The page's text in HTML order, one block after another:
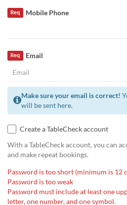
Mobile Phone
Req
Email
Req
Make sure your email is correct!
will be sent here.
Create a TableCheck account
With a TableCheck account, you can
and make repeat bookings.
Password is too short (minimum is 12
Password is too weak
Password must include at least one
letter, one number, and one symbol.